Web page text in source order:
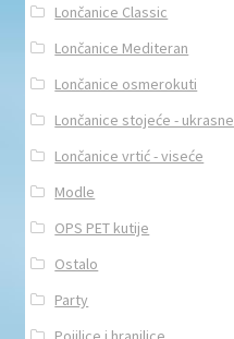
Lončanice Classic
Lončanice Mediteran
Lončanice osmerokuti
Lončanice stojeće - ukrasne
Lončanice vrtić - viseće
Modle
OPS PET kutije
Ostalo
Party